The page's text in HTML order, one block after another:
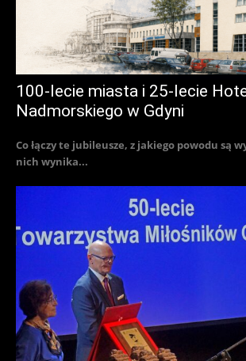
100-lecie miasta i 25-lecie
Nadmorskiego w Gdyni
Co łączy te jubileusze, z jakiego powodu są
nich wynika...